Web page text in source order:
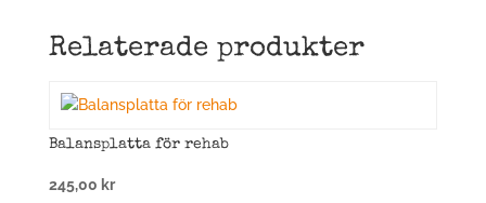
Relaterade produkter
Balansplatta för rehab
245,00 kr